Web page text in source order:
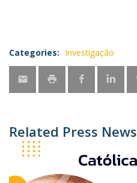
Categories: Investigação
Related Press News